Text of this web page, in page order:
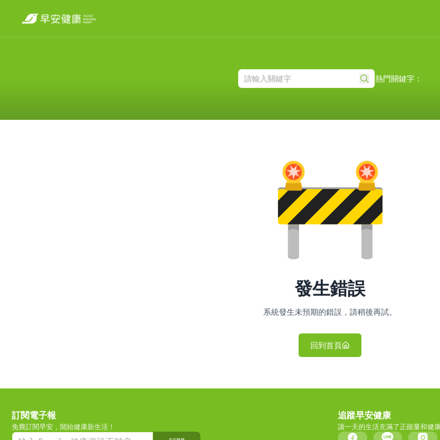
熱門關鍵字：
發生錯誤
系統發生未預期的錯誤，請稍後再試。
回到首頁
訂閱電子報
免費訂閱早安，開始健康新生活！
追蹤早安健康
讓一天的生活充滿了正能量和健